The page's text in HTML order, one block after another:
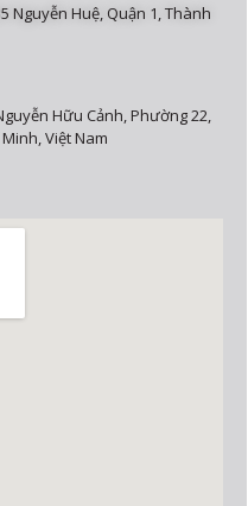
Nguyễn Huệ, Quận 1, Thành
Hữu Cảnh, Phường 22,
Việt Nam